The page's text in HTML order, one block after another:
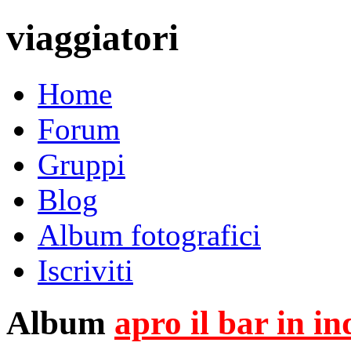
viaggiatori
Home
Forum
Gruppi
Blog
Album fotografici
Iscriviti
Album apro il bar in